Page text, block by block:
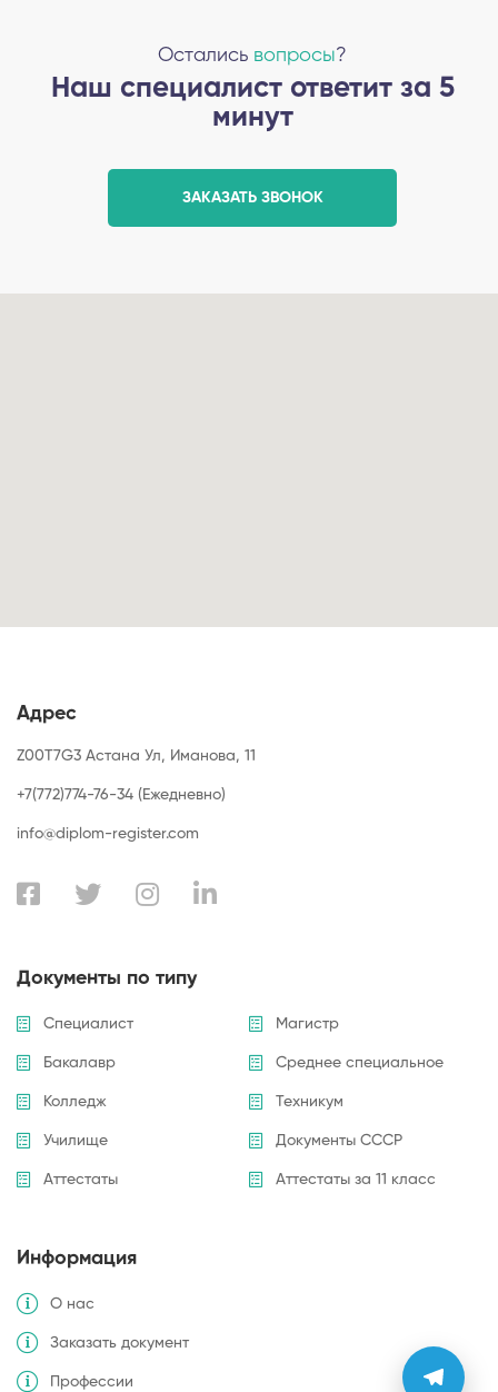
Остались вопросы?
Наш специалист ответит за 5
минут
ЗАКАЗАТЬ ЗВОНОК
Адрес
Z00T7G3 Астана Ул, Иманова, 11
+7(772)774-76-34 (Ежедневно)
info@diplom-register.com
Документы по типу
Специалист Магистр
Бакалавр Среднее специальное
Колледж Техникум
Училище Документы СССР
Аттестаты Аттестаты за 11 класс
Информация
О нас
Заказать документ
Профессии